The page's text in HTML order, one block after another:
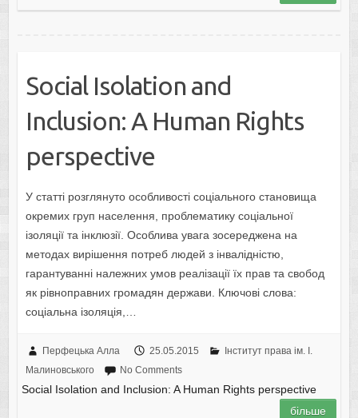
Social Isolation and
Inclusion: A Human Rights
perspective
У статті розглянуто особливості соціального становища
окремих груп населення, проблематику соціальної
ізоляції та інклюзії. Особлива увага зосереджена на
методах вирішення потреб людей з інвалідністю,
гарантуванні належних умов реалізації їх прав та свобод
як рівноправних громадян держави. Ключові слова:
соціальна ізоляція,…
Перфецька Алла 25.05.2015
Інститут права ім. І.
Малиновського
No Comments
Social Isolation and Inclusion: A Human Rights perspective
більше